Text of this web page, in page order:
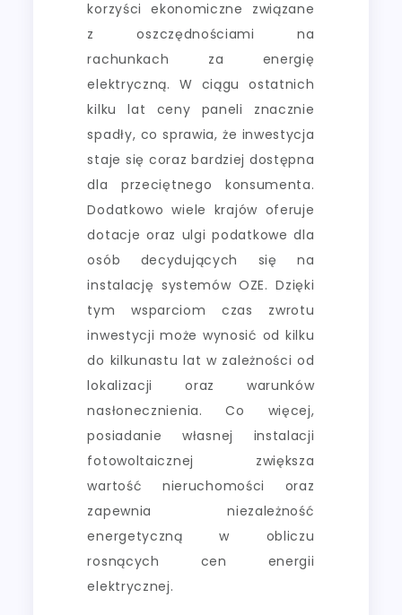
korzyści ekonomiczne związane
z oszczędnościami na
rachunkach za energię
elektryczną. W ciągu ostatnich
kilku lat ceny paneli znacznie
spadły, co sprawia, że inwestycja
staje się coraz bardziej dostępna
dla przeciętnego konsumenta.
Dodatkowo wiele krajów oferuje
dotacje oraz ulgi podatkowe dla
osób decydujących się na
instalację systemów OZE. Dzięki
tym wsparciom czas zwrotu
inwestycji może wynosić od kilku
do kilkunastu lat w zależności od
lokalizacji oraz warunków
nasłonecznienia. Co więcej,
posiadanie własnej instalacji
fotowoltaicznej zwiększa
wartość nieruchomości oraz
zapewnia niezależność
energetyczną w obliczu
rosnących cen energii
elektrycznej.